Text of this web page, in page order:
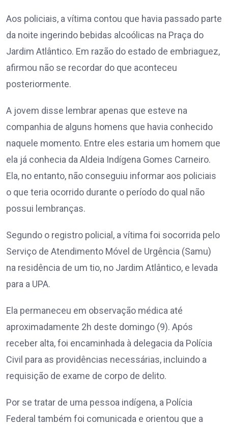
Aos policiais, a vítima contou que havia passado parte
da noite ingerindo bebidas alcoólicas na Praça do
Jardim Atlântico. Em razão do estado de embriaguez,
afirmou não se recordar do que aconteceu
posteriormente.
A jovem disse lembrar apenas que esteve na
companhia de alguns homens que havia conhecido
naquele momento. Entre eles estaria um homem que
ela já conhecia da Aldeia Indígena Gomes Carneiro.
Ela, no entanto, não conseguiu informar aos policiais
o que teria ocorrido durante o período do qual não
possui lembranças.
Segundo o registro policial, a vítima foi socorrida pelo
Serviço de Atendimento Móvel de Urgência (Samu)
na residência de um tio, no Jardim Atlântico, e levada
para a UPA.
Ela permaneceu em observação médica até
aproximadamente 2h deste domingo (9). Após
receber alta, foi encaminhada à delegacia da Polícia
Civil para as providências necessárias, incluindo a
requisição de exame de corpo de delito.
Por se tratar de uma pessoa indígena, a Polícia
Federal também foi comunicada e orientou que a